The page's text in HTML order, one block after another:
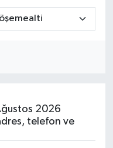
2026
telefon ve